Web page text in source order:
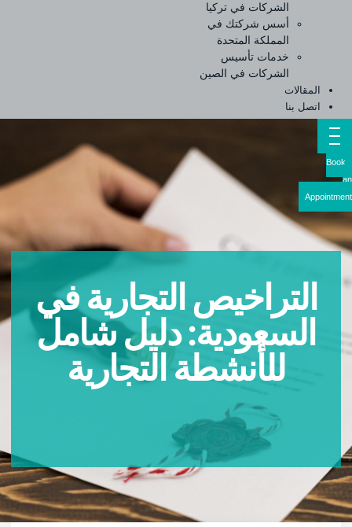
الشركات في تركيا
أسس شركتك في
المملكة المتحدة
خدمات تأسيس
الشركات في الصين
المقالات
اتصل بنا
التراخيص التجارية في
السعودية: دليل شامل
للأنشطة التجارية